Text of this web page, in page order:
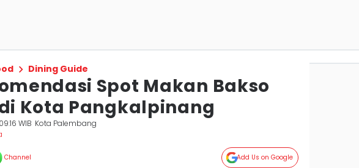
Dining Guide
Spot Makan Bakso
Kota Pangkalpinang
WIB Kota Palembang
Channel Add Us on Google